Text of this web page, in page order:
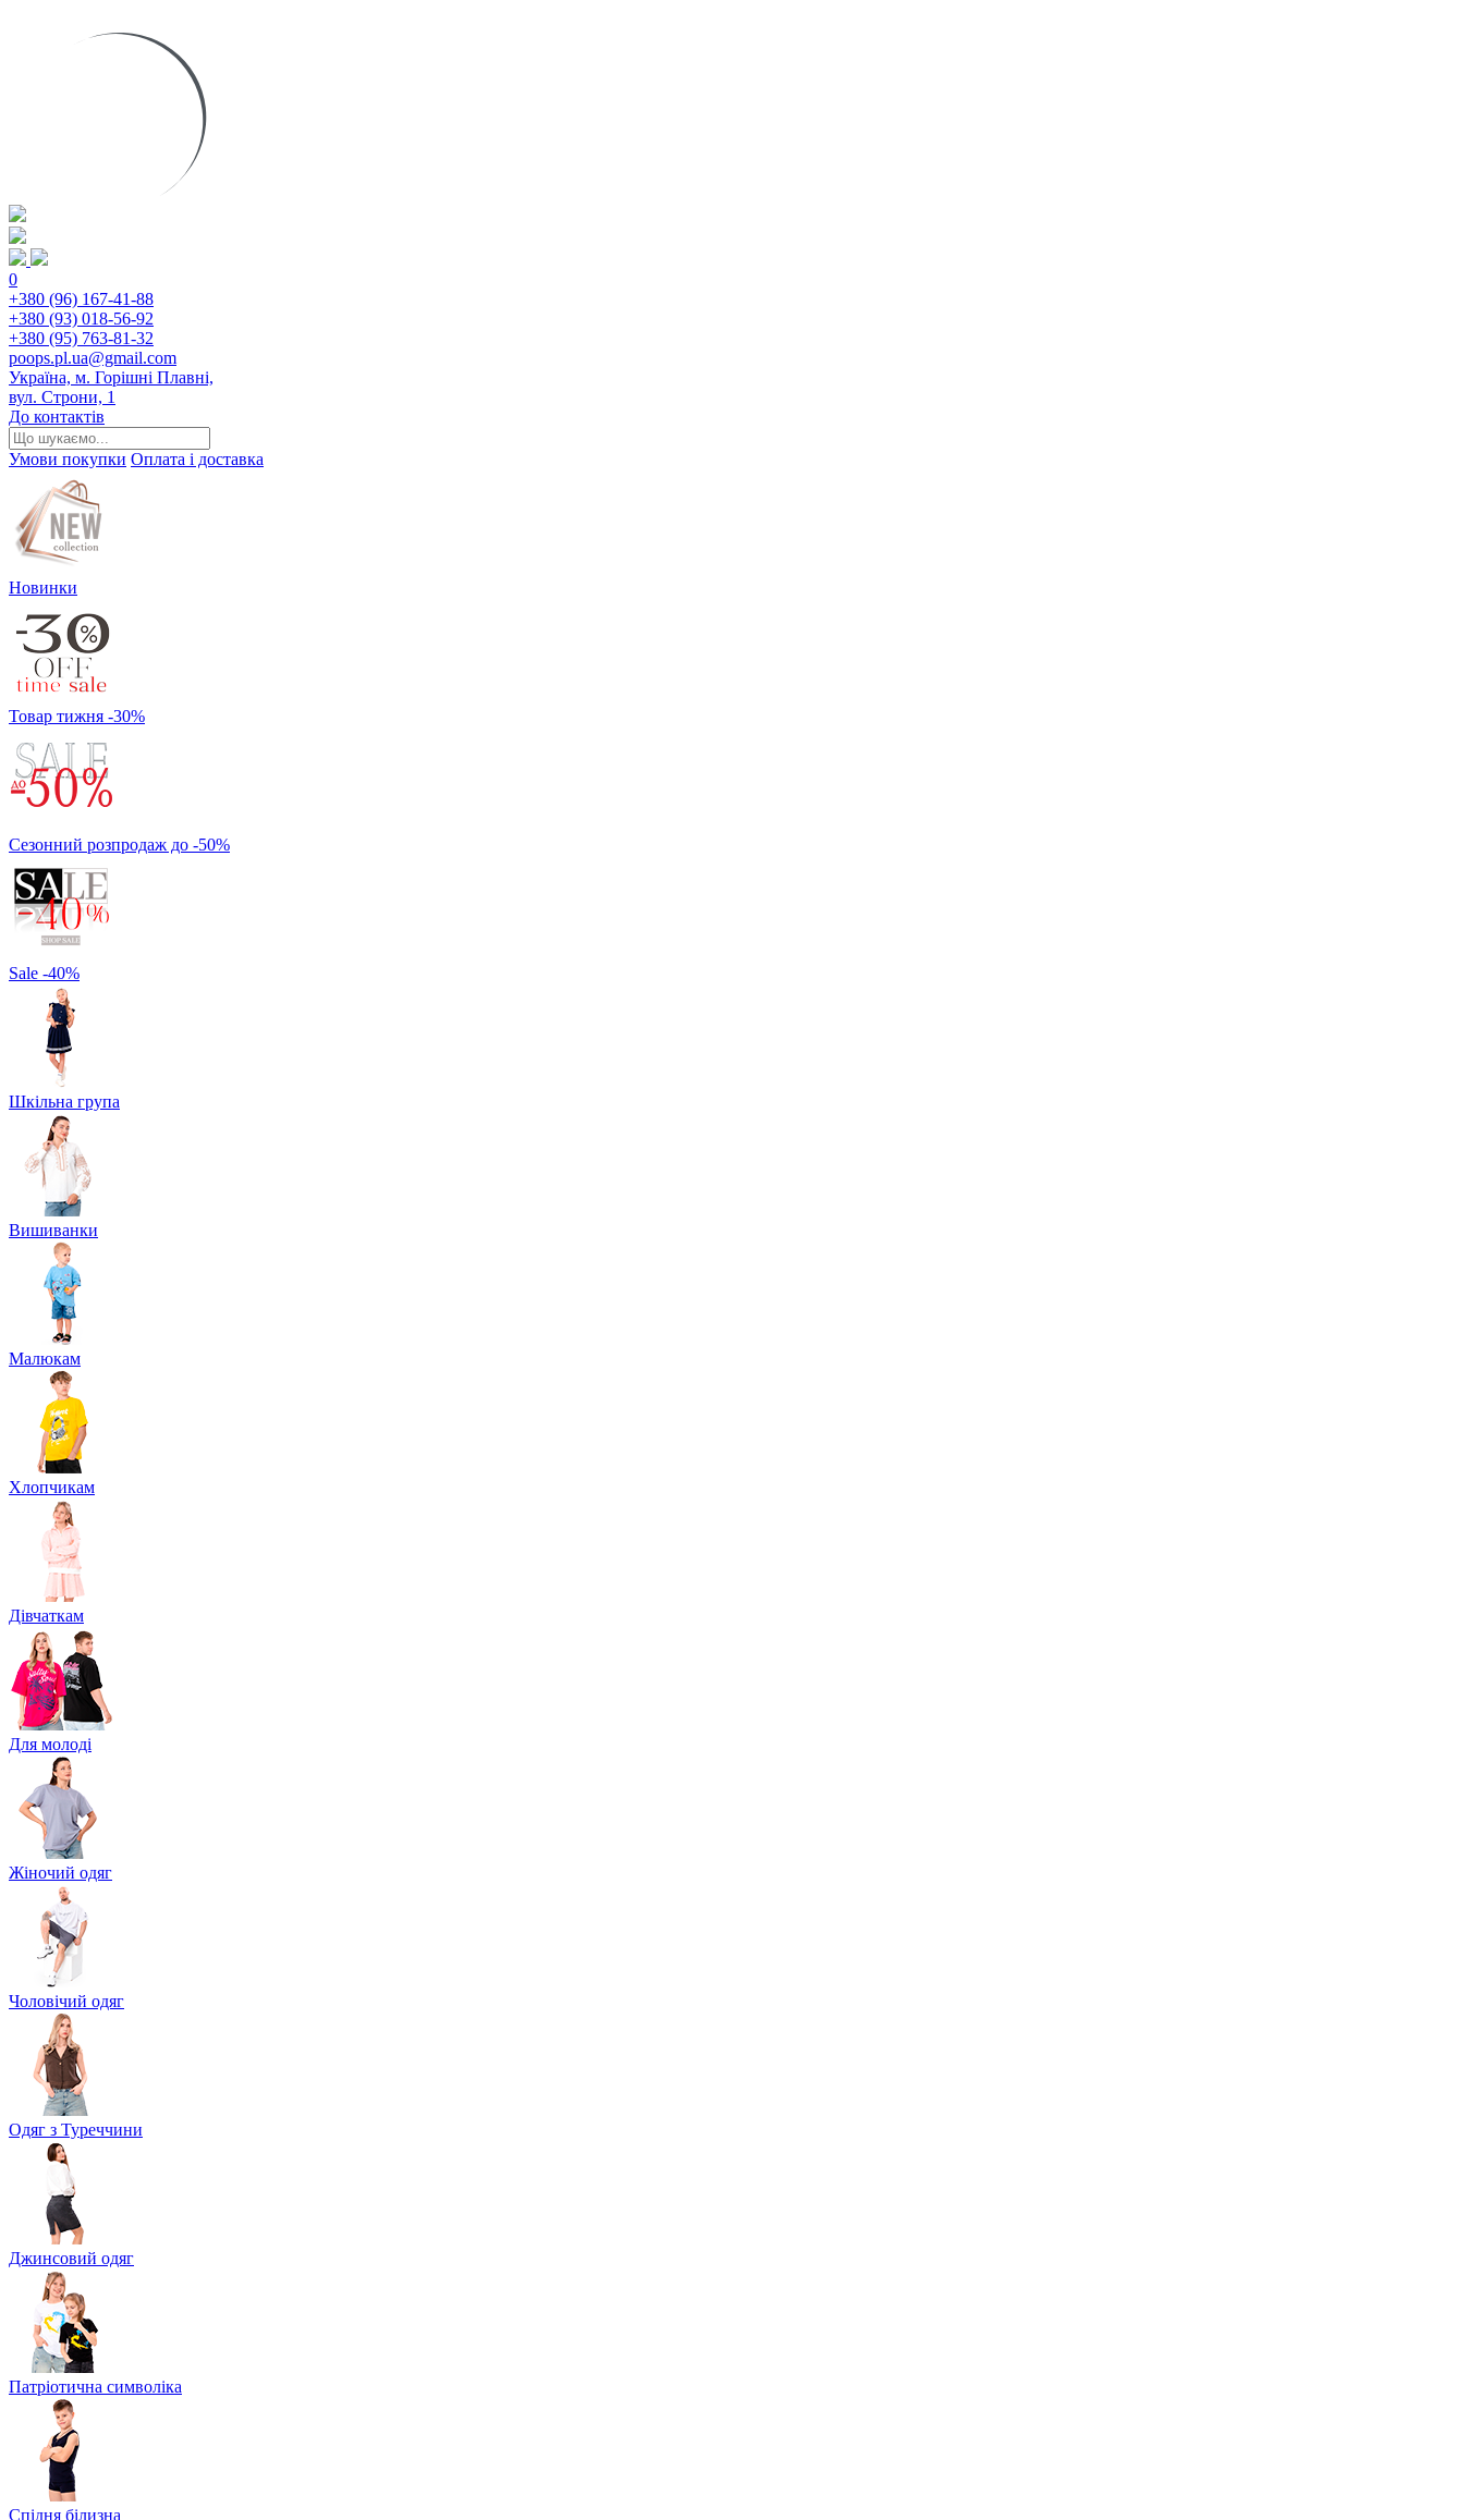
0
+380 (96) 167-41-88
+380 (93) 018-56-92
+380 (95) 763-81-32
poops.pl.ua@gmail.com
Україна, м. Горішні Плавні,
вул. Строни, 1
До контактів
Умови покупки Оплата і доставка
Новинки
Товар тижня -30%
Сезонний розпродаж до -50%
Sale -40%
Шкільна група
Вишиванки
Малюкам
Хлопчикам
Дівчаткам
Для молоді
Жіночий одяг
Чоловічий одяг
Одяг з Туреччини
Джинсовий одяг
Патріотична символіка
Спідня білизна